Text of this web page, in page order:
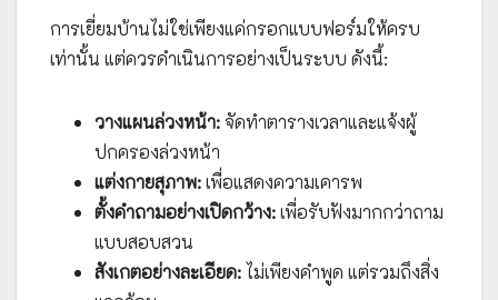
การเยี่ยมบ้านไม่ใช่เพียงแค่กรอกแบบฟอร์มให้ครบ
เท่านั้น แต่ควรดำเนินการอย่างเป็นระบบ ดังนี้:
วางแผนล่วงหน้า:จัดทำตารางเวลาและแจ้งผู้
ปกครองล่วงหน้า
แต่งกายสุภาพ:เพื่อแสดงความเคารพ
ตั้งคำถามอย่างเปิดกว้าง:เพื่อรับฟังมากกว่าถาม
แบบสอบสวน
สังเกตอย่างละเอียด: ไม่เพียงคำพูด แต่รวมถึงสิ่ง